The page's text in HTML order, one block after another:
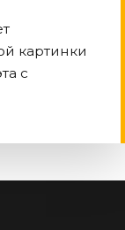
картинки
с